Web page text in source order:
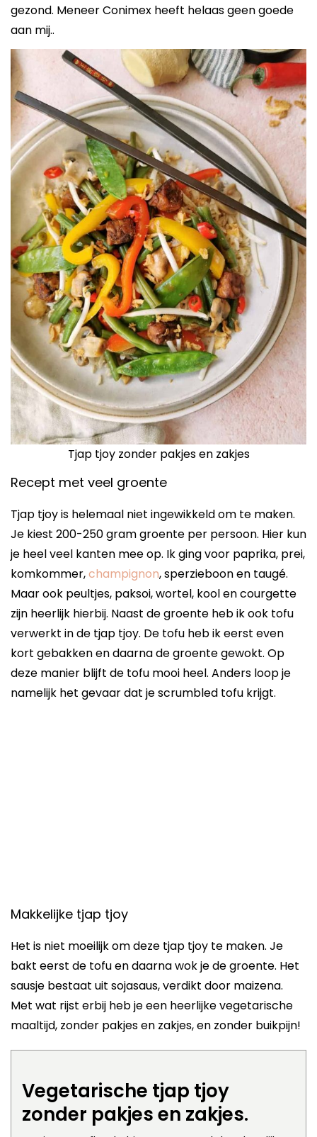
gezond. Meneer Conimex heeft helaas geen goede
aan mij..
Tjap tjoy zonder pakjes en zakjes
Recept met veel groente
Tjap tjoy is helemaal niet ingewikkeld om te maken.
Je kiest 200-250 gram groente per persoon. Hier kun
je heel veel kanten mee op. Ik ging voor paprika, prei,
komkommer,champignon, sperzieboon en taugé.
Maar ook peultjes, paksoi, wortel, kool en courgette
zijn heerlijk hierbij. Naast de groente heb ik ook tofu
verwerkt in de tjap tjoy. De tofu heb ik eerst even
kort gebakken en daarna de groente gewokt. Op
deze manier blijft de tofu mooi heel. Anders loop je
namelijk het gevaar dat je scrumbled tofu krijgt.
Makkelijke tjap tjoy
Het is niet moeilijk om deze tjap tjoy te maken. Je
bakt eerst de tofu en daarna wok je de groente. Het
sausje bestaat uit sojasaus, verdikt door maizena.
Met wat rijst erbij heb je een heerlijke vegetarische
maaltijd, zonder pakjes en zakjes, en zonder buikpijn!
Vegetarische tjap tjoy
zonder pakjes en zakjes.